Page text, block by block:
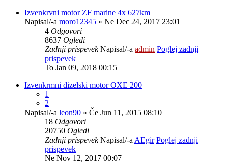
Izvenkrvni motor ZF marine 4x 627km
Napisal/-a moro12345 » Ne Dec 24, 2017 23:01
4 Odgovori
8637 Ogledi
Zadnji prispevekNapisal/-a admin Poglej zadnji
prispevek
To Jan 09, 2018 00:15
Izvenkrmni dizelski motor OXE 200
1
2
Napisal/-a leon90 » Če Jun 11, 2015 08:10
18 Odgovori
20750 Ogledi
Zadnji prispevekNapisal/-a AEgir Poglej zadnji
prispevek
Ne Nov 12, 2017 00:07